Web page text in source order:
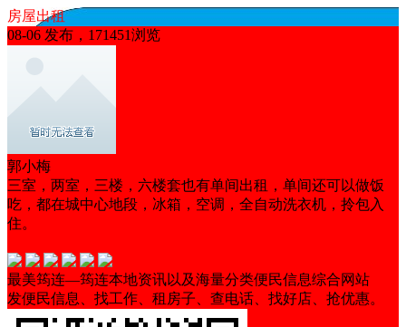
房屋出租
08-06 发布，171451浏览
郭小梅
三室，两室，三楼，六楼套也有单间出租，单间还可以做饭
吃，都在城中心地段，冰箱，空调，全自动洗衣机，拎包入
住。
最美筠连—筠连本地资讯以及海量分类便民信息综合网站
发便民信息、找工作、租房子、查电话、找好店、抢优惠。